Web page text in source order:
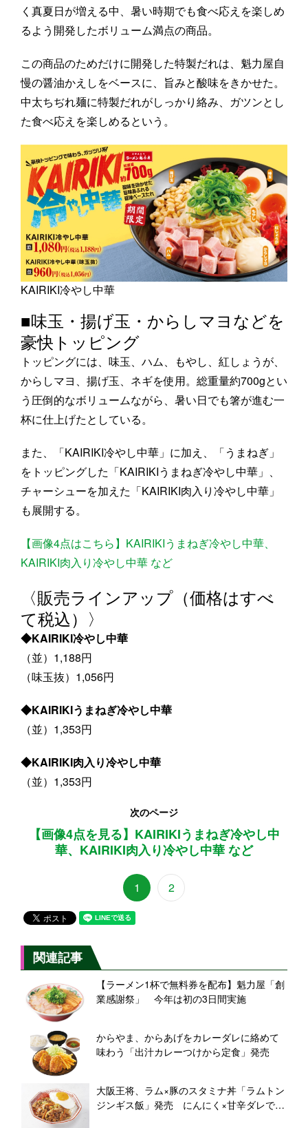
く真夏日が増える中、暑い時期でも食べ応えを楽しめ
るよう開発したボリューム満点の商品。
この商品のためだけに開発した特製だれは、魁力屋自
慢の醤油かえしをベースに、旨みと酸味をきかせた。
中太ちぢれ麺に特製だれがしっかり絡み、ガツンとし
た食べ応えを楽しめるという。
KAIRIKI冷やし中華
■味玉・揚げ玉・からしマヨなどを
豪快トッピング
トッピングには、味玉、ハム、もやし、紅しょうが、
からしマヨ、揚げ玉、ネギを使用。総重量約700gとい
う圧倒的なボリュームながら、暑い日でも箸が進む一
杯に仕上げたとしている。
また、「KAIRIKI冷やし中華」に加え、「うまねぎ」
をトッピングした「KAIRIKIうまねぎ冷やし中華」、
チャーシューを加えた「KAIRIKI肉入り冷やし中華」
も展開する。
【画像4点はこちら】KAIRIKIうまねぎ冷やし中華、
KAIRIKI肉入り冷やし中華 など
〈販売ラインアップ（価格はすべ
て税込）〉
◆KAIRIKI冷やし中華
（並）1,188円
（味玉抜）1,056円
◆KAIRIKIうまねぎ冷やし中華
（並）1,353円
◆KAIRIKI肉入り冷やし中華
（並）1,353円
次のページ
【画像4点を見る】KAIRIKIうまねぎ冷やし中
華、KAIRIKI肉入り冷やし中華 など
1 2
関連記事
【ラーメン1杯で無料券を配布】魁力屋「創
業感謝祭」 今年は初の3日間実施
からやま、からあげをカレーダレに絡めて
味わう「出汁カレーつけから定食」発売
大阪王将、ラム×豚のスタミナ丼「ラムトン
ジンギス飯」発売 にんにく×甘辛ダレで白